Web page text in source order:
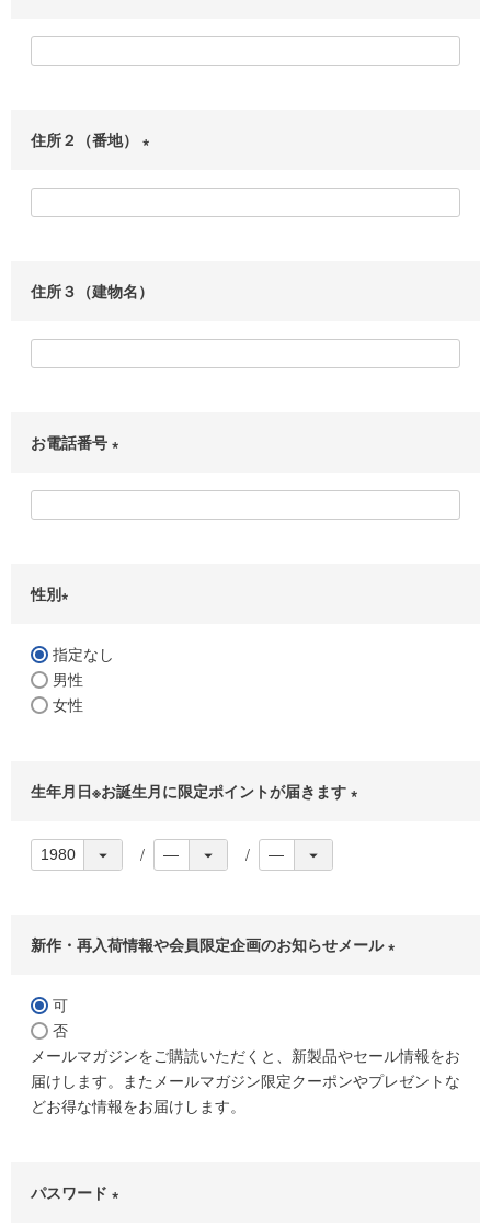
須
住所２（番地）
須
住所３（建物名）
お電話番号
須
性別
必
須
)
指定なし
男性
女性
生年月日※お誕生月に限定ポイントが届きます
新作・再入荷情報や会員限定企画のお知らせメール
)
可
否
メールマガジンをご購読いただくと、新製品やセール情報をお
届けします。またメールマガジン限定クーポンやプレゼントな
どお得な情報をお届けします。
パスワード